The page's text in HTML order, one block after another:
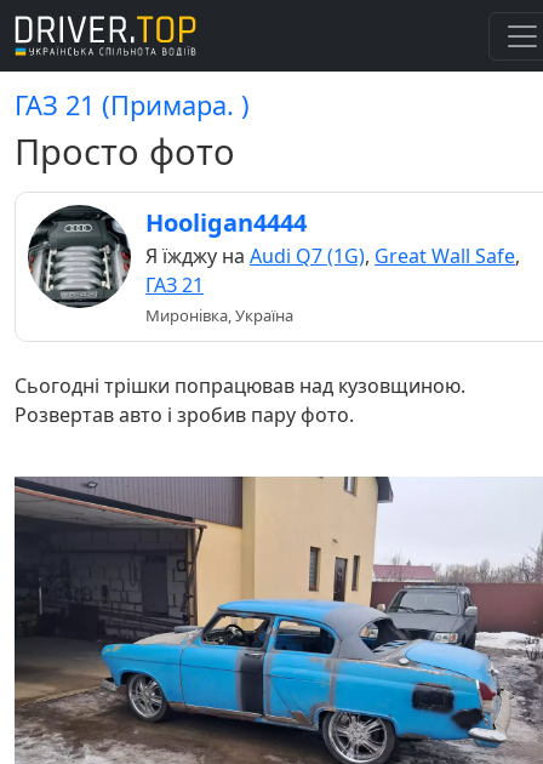
ГАЗ 21 (Примара. )
Просто фото
Hooligan4444
Я їжджу на Audi Q7 (1G), Great Wall Safe,
ГАЗ 21
Миронівка, Україна
Сьогодні трішки попрацював над кузовщиною.
Розвертав авто і зробив пару фото.